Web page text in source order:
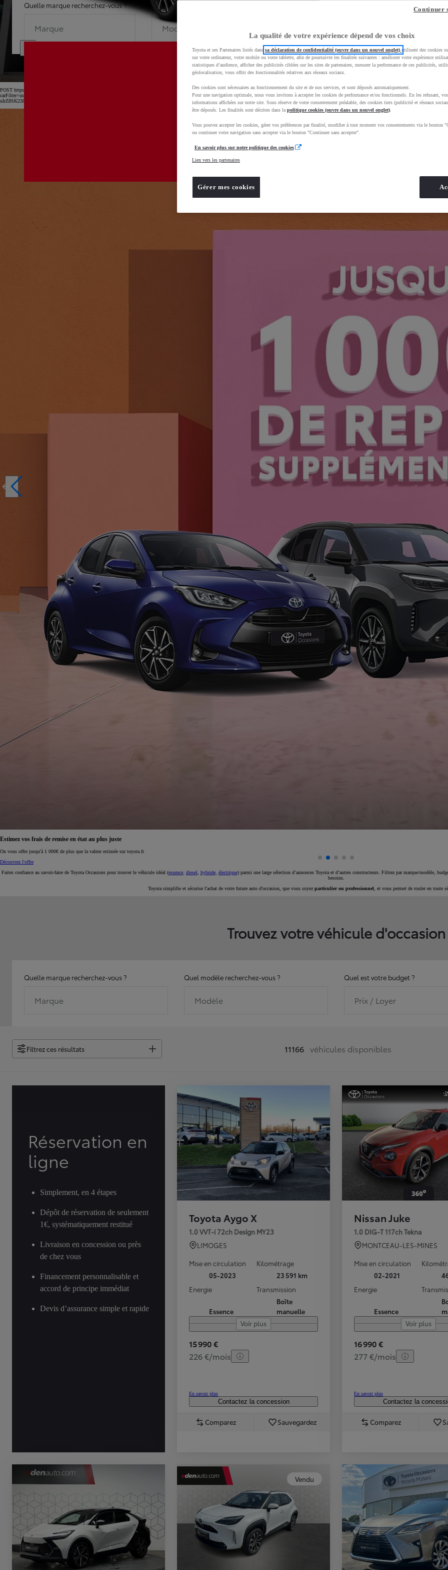
Disponible prochainement
TOYOTA C-HR
HYBRIDE OU HYBRIDE RECHARGEABLE
Quelle marque recherchez-vous ?
Marque
Quel modèle recherchez-vous ?
Modèle
Dans quelle
POST https://usc-webcomponents.toyota-europe.com/v1/car-filter-header/fr/fr?
uIrZ8SK238Kn6x2OwfL2isPTEXM0MwD0BvOsZGv7GXbVu52B_rl2xoCnw4QAvD_BwE
Estimez vos frais de remise en état au plus juste
On vous offre jusqu'à 1 000€ de plus que la valeur estimée sur toyota.fr
Découvrez l'offre
Faites confiance au savoir-faire de Toyota Occasions pour trouver le véhicule idéal (essence, diesel hybride, électrique) parmi une large sélection d’annonces Toyota et d’autres constructeurs. Filtrez par marque/modèle,
besoins.
Toyota simplifie et sécurise l'achat de votre future auto d'occasion, que vous soyez particulier ou professionnel , et vous permet de rouler en toute
Trouvez votre véhicule d'occasion
Quelle marque recherchez-vous ?
Marque
Quel modèle recherchez-vous ?
Modèle
Quel est votre budget ?
Prix / Loyer
Filtrez ces résultats 11166 véhicules disponibles
Réservation en
ligne
Simplement, en 4 étapes
Dépôt de réservation de seulement
1€, systématiquement restitué
Livraison en concession ou près
de chez vous
Financement personnalisable et
accord de principe immédiat
Devis d’assurance simple et rapide
Toyota Aygo X
1.0 VVT-i 72ch Design MY23
LIMOGES
Mise en circulation
05-2023
Kilométrage
23 591 km
Energie
Essence
Transmission
Boîte
manuelle
Voir plus
15 990 €
226 €/mois
En savoir plus
Contactez la concession
Comparez Sauvegardez
Nissan Juke
1.0 DIG-T 117ch Tekna
MONTCEAU-LES-MINES
Mise en circulation
02-2021
Energie
Essence
Voir plus
16 990 €
277 €/mois
En savoir plus
Contactez la
Comparez
Vendu
La qualité de votre expérience dépend de vos choix
Toyota et ses Partenaires listés dans sa déclaration de confidentialité (ouvre dans un nouvel onglet) utilisent des cookies
sur votre ordinateur, votre mobile ou votre tablette, afin de poursuivre les finalités suivantes : améliorer votre expérience
statistiques d’audience, afficher des publicités ciblées sur les sites de partenaires, mesurer la performance de ces publicités,
géolocalisation, vous offrir des fonctionnalités relatives aux réseaux sociaux.
Des cookies sont nécessaires au fonctionnement du site et de nos services, et sont déposés automatiquement.
Pour une navigation optimale, nous vous invitons à accepter les cookies de performance et/ou fonctionnels. En les refusant,
informations affichées sur notre site. Sous réserve de votre consentement préalable, des cookies tiers (publicité et réseaux
être déposés. Les finalités sont décrites dans la politique cookies (ouvre dans un nouvel onglet)
Vous pouvez accepter les cookies, gérer vos préférences par finalité, modifier à tout moment vos consentements via le bouton
ou continuer votre navigation sans accepter via le bouton "Continuer sans accepter".
En savoir plus sur notre politique des cookies
Lien vers les partenaires
Gérer mes cookies
Continuer